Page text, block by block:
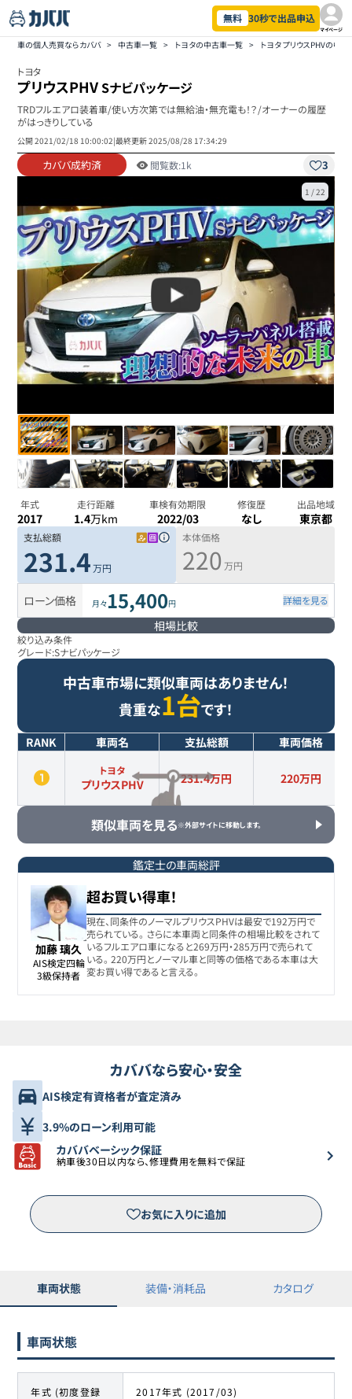
無料 30秒で出品申込
マイページ
車の個人売買ならカババ > 中古車一覧 > トヨタの中古車一覧 > トヨタ プリウスPHVの中
トヨタ
プリウスPHVSナビパッケージ
TRDフルエアロ装着車/使い方次第では無給油・無充電も！？/オーナーの履歴
がはっきりしている
公開2021/02/18 10:00:02|最終更新2025/08/28 17:34:29
カババ成約済 閲覧数:1k 3
1 /22
年式
2017
走行距離
1.4万km
車検有効期限
2022/03
修復歴
なし
出品地域
東京都
支払総額
231.4 万円
本体価格
220 万円
ローン価格 月々15,400円 詳細を見る
相場比較
絞り込み条件
グレード:Sナビパッケージ
中古車市場に類似車両はありません！
貴重な1台です！
RANK 車両名 支払総額 車両価格
トヨタ
プリウスPHV 231.4万円 220万円
類似車両を見る※外部サイトに移動します。
鑑定士の車両総評
加藤 璃久
AIS検定四輪
3級保持者
超お買い得車！
現在、同条件のノーマルプリウスPHVは最安で192万円で
売られている。 さらに本車両と同条件の相場比較をされて
いるフルエアロ車になると269万円・285万円で売られて
いる。 220万円とノーマル車と同等の価格である本車は大
変お買い得であると言える。
カババなら安心・安全
AIS検定有資格者が査定済み
3.9%のローン利用可能
カババベーシック保証
納車後30日以内なら、修理費用を無料で保証
お気に入りに追加
車両状態 装備・消耗品 カタログ
車両状態
年式 (初度登録
2017年式 (2017/03)